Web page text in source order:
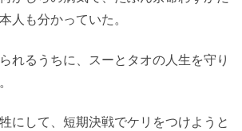
人も分かっていた。
れるうちに、スーとタオの人生を守り
にして、短期決戦でケリをつけようと